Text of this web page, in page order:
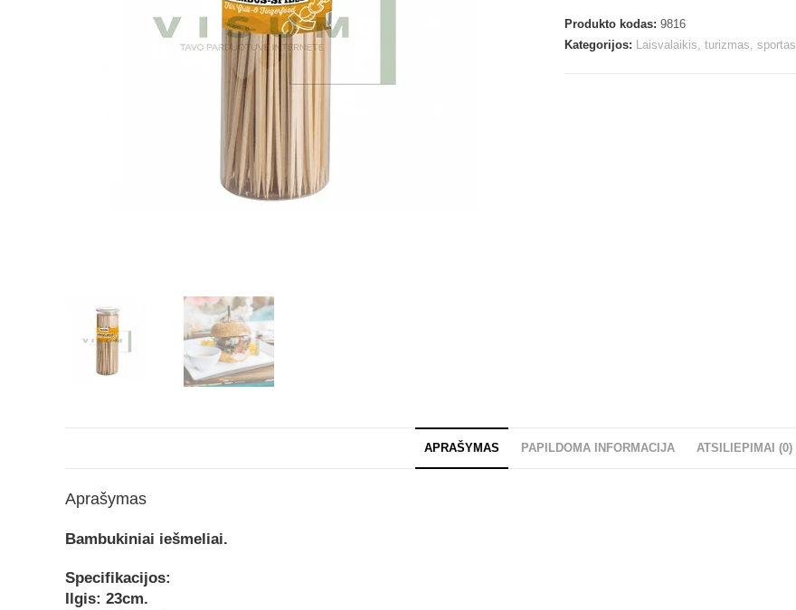
Produkto kodas: 9816
Kategorijos: Laisvalaikis, turizmas, sportas
APRAŠYMAS PAPILDOMA INFORMACIJA ATSILIEPIMAI (0)
Aprašymas
Bambukiniai iešmeliai.
Specifikacijos:
Ilgis: 23cm.